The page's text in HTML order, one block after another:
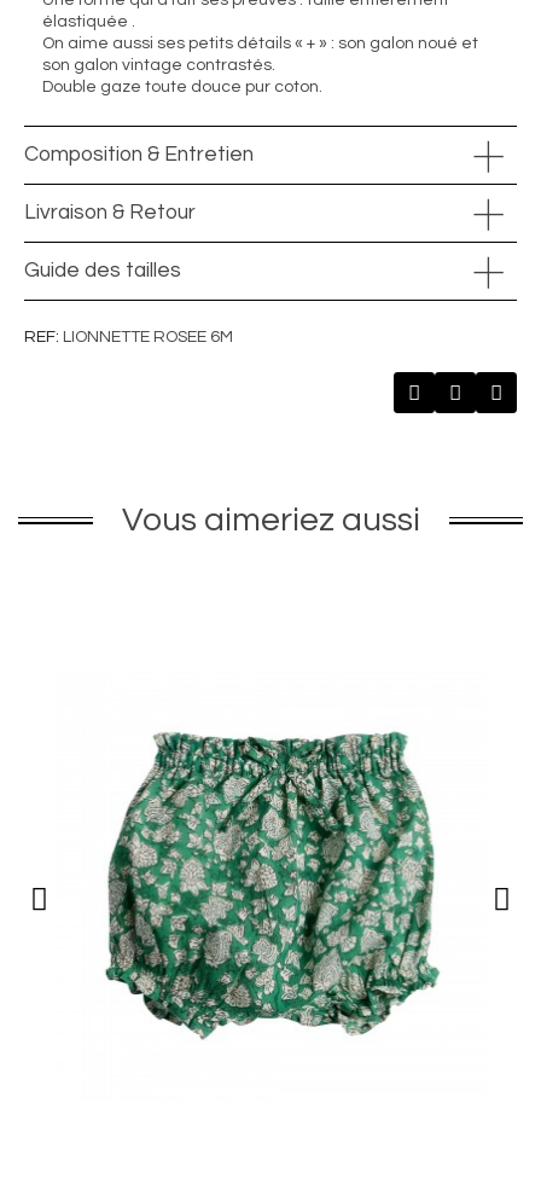
élastiquée .
On aime aussi ses petits détails « + » : son galon noué et
son galon vintage contrastés.
Double gaze toute douce pur coton.
Composition & Entretien
Livraison & Retour
Guide des tailles
REF LIONNETTE ROSEE 6M
Vous aimeriez aussi